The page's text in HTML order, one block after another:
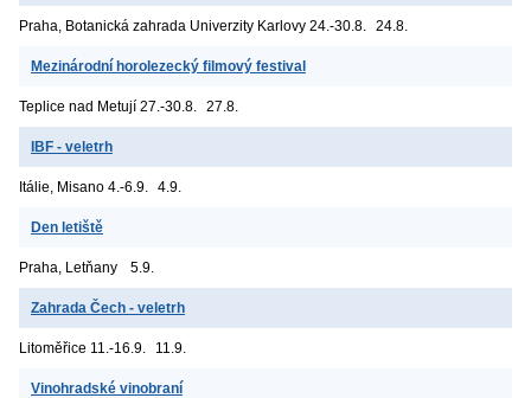
Praha, Botanická zahrada Univerzity Karlovy 24.-30.8. 24.8.
Mezinárodní horolezecký filmový festival
Teplice nad Metují 27.-30.8. 27.8.
IBF - veletrh
Itálie, Misano 4.-6.9. 4.9.
Den letiště
Praha, Letňany 5.9.
Zahrada Čech - veletrh
Litoměřice 11.-16.9. 11.9.
Vinohradské vinobraní